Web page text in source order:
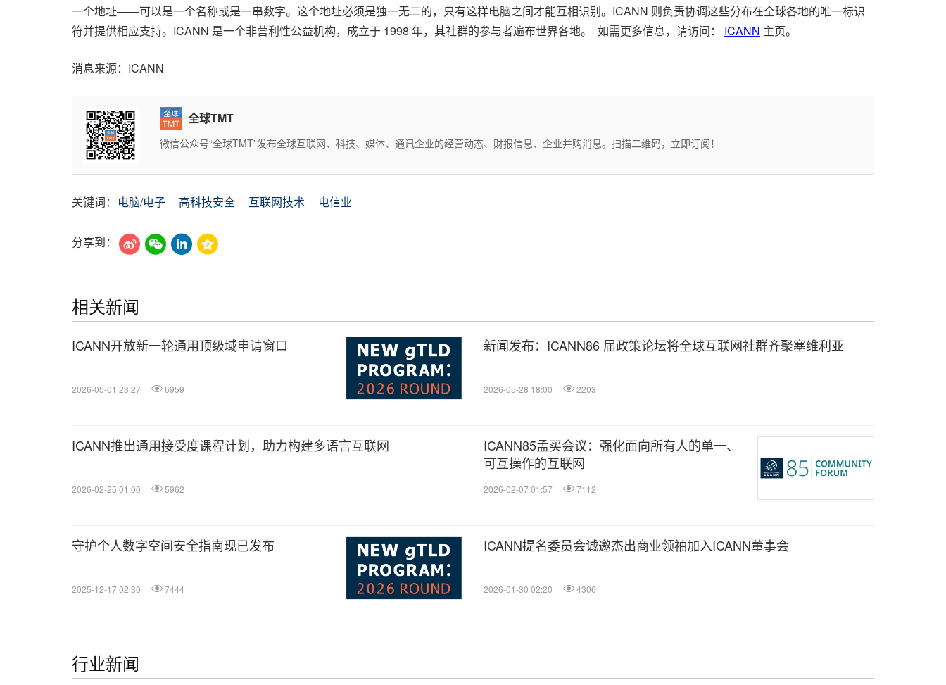
一个地址——可以是一个名称或是一串数字。这个地址必须是独一无二的，只有这样电脑之间才能互相识别。ICANN 则负责协调这些分布在全球各地的唯一标识
符并提供相应支持。ICANN 是一个非营利性公益机构，成立于 1998 年，其社群的参与者遍布世界各地。 如需更多信息，请访问：
ICANN 主页。
消息来源：ICANN
全球TMT
微信公众号“全球TMT”发布全球互联网、科技、媒体、通讯企业的经营动态、财报信息、企业并购消息。扫描二维码，立即订阅！
关键词： 电脑/电子 高科技安全 互联网技术 电信业
分享到：
相关新闻
ICANN开放新一轮通用顶级域申请窗口
2026-05-01 23:27 6959
新闻发布：ICANN86 届政策论坛将全球互联网社群齐聚塞维利亚
2026-05-28 18:00 2203
ICANN推出通用接受度课程计划，助力构建多语言互联网
2026-02-25 01:00 5962
ICANN85孟买会议：强化面向所有人的单一、
可互操作的互联网
2026-02-07 01:57 7112
守护个人数字空间安全指南现已发布
2025-12-17 02:30 7444
ICANN提名委员会诚邀杰出商业领袖加入ICANN董事会
2026-01-30 02:20 4306
行业新闻